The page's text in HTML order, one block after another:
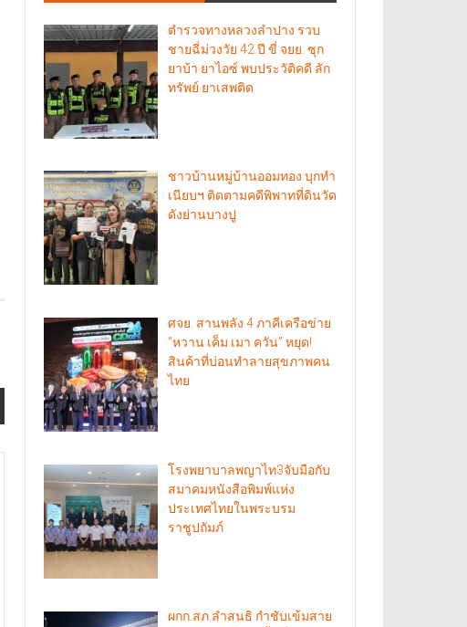
ตำรวจทางหลวงลำปาง รวบ
ชายฉี่ม่วงวัย 42 ปี ขี่ จยย. ซุก
ยาบ้า ยาไอซ์ พบประวัติคดี ลัก
ทรัพย์ ยาเสพติด
ชาวบ้านหมู่บ้านออมทอง บุกทำ
เนียบฯ ติดตามคดีพิพาทที่ดินวัด
ดังย่านบางปู
ศจย. สานพลัง 4 ภาคีเครือข่าย
“หวาน เค็ม เมา ควัน” หยุด!
สินค้าที่บ่อนทำลายสุขภาพคน
ไทย
โรงพยาบาลพญาไท3จับมือกับ
สมาคมหนังสือพิมพ์แห่ง
ประเทศไทยในพระบรม
ราชูปถัมภ์
ผกก.สภ.ลำสนธิ กำชับเข้มสาย